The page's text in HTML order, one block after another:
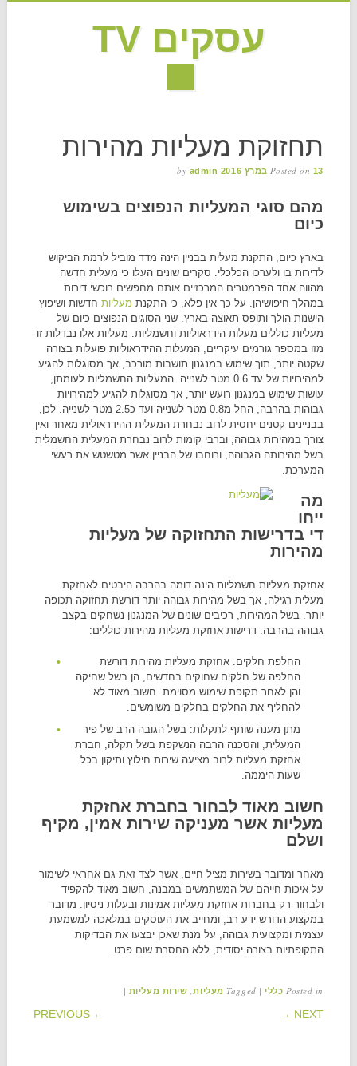
עסקים TV
תחזוקת מעליות מהירות
Posted on 13 במרץ 2016 by admin
מהם סוגי המעליות הנפוצים בשימוש
כיום
בארץ כיום, התקנת מעלית בבניין הינה מדד מוביל לרמת הביקוש
לדירות בו ולערכו הכלכלי. סקרים שונים העלו כי מעלית חדשה
מהווה אחד הפרמטרים המרכזיים אותם מחפשים רוכשי דירות
במהלך חיפושיהן. על כך אין פלא, כי התקנת מעליותחדשות ושיפוץ
הישנות הולך ותופס תאוצה בארץ. שני הסוגים הנפוצים כיום של
מעליות כוללים מעלות הידראוליות וחשמליות. מעליות אלו נבדלות זו
מזו במספר גורמים עיקריים, המעלות ההידראוליות פועלות בצורה
שקטה יותר, תוך שימוש במנגנון תושבות מורכב, אך מסוגלות להגיע
למהירויות של עד 0.6 מטר לשנייה. המעליות החשמליות לעומתן,
עושות שימוש במנגנון רועש יותר, אך מסוגלות להגיע למהירויות
גבוהות בהרבה, החל מ0.8 מטר לשנייה ועד כ2.5 מטר לשנייה. לכן,
בבניינים קטנים יחסית לרוב נבחרת המעלית ההידראולית מאחר ואין
צורך במהירות גבוהה, וברבי קומות לרוב נבחרת המעלית החשמלית
בשל מהירותה הגבוהה, ורוחבו של הבניין אשר מטשטש את רעשי
המערכת.
מה
ייחו
די בדרישות התחזוקה של מעליות
מהירות
אחזקת מעליות חשמליות הינה דומה בהרבה היבטים לאחזקת
מעלית רגילה, אך בשל מהירות גבוהה יותר דורשת תחזוקה תכופה
יותר. בשל המהירות, רכיבים שונים של המנגנון נשחקים בקצב
גבוהה בהרבה. דרישות אחזקת מעליות מהירות כוללים:
החלפת חלקים: אחזקת מעליות מהירות דורשת
החלפה של חלקים שחוקים בחדשים, הן בשל שחיקה
והן לאחר תקופת שימוש מסוימת. חשוב מאוד לא
להחליף את החלקים בחלקים משומשים.
מתן מענה שותף לתקלות: בשל הגובה הרב של פיר
המעלית, והסכנה הרבה הנשקפת בשל תקלה, חברת
אחזקת מעליות לרוב מציעה שירות חילוץ ותיקון בכל
שעות היממה.
חשוב מאוד לבחור בחברת אחזקת
מעליות אשר מעניקה שירות אמין, מקיף
ושלם
מאחר ומדובר בשירות מציל חיים, אשר לצד זאת גם אחראי לשימור
על איכות חייהם של המשתמשים במבנה, חשוב מאוד להקפיד
ולבחור רק בחברות אחזקת מעליות אמינות ובעלות ניסיון. מדובר
במקצוע הדורש ידע רב, ומחייב את העוסקים במלאכה למשמעת
עצמית ומקצועית גבוהה, על מנת שאכן יבצעו את הבדיקות
התקופתיות בצורה יסודית, ללא החסרת שום פרט.
Posted in כללי |
Tagged מעליות, שירות מעליות |
POST NAVIGATION
← PREVIOUS NEXT →